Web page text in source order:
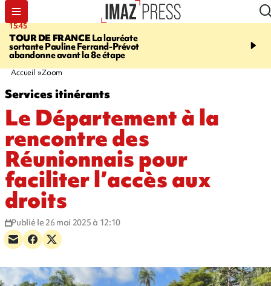
15:45
TOUR DE FRANCELa lauréate
sortante Pauline Ferrand-Prévot
abandonne avant la 8e étape
20:17
routière, concours de
Accueil Zoom
Services itinérants
Le Département à la
rencontre des
Réunionnais pour
faciliter l’accès aux
droits
Publié le 26 mai 2025 à 12:10